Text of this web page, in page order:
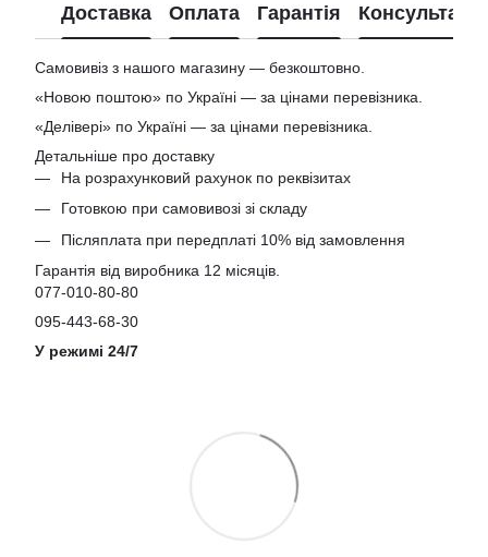
Доставка Оплата Гарантія Консультація
Самовивіз з нашого магазину — безкоштовно.
«Новою поштою» по Україні — за цінами перевізника.
«Делівері» по Україні — за цінами перевізника.
Детальніше про доставку
На розрахунковий рахунок по реквізитах
Готовкою при самовивозі зі складу
Післяплата при передплаті 10% від замовлення
Гарантія від виробника 12 місяців.
077-010-80-80
095-443-68-30
У режимі 24/7